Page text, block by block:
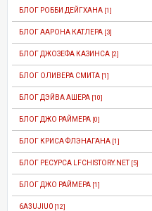
БЛОГ РОББИ ДЕЙГХАНА [1]
БЛОГ ААРОНА КАТЛЕРА [3]
БЛОГ ДЖОЗЕФА КАЗИНСА [2]
БЛОГ ОЛИВЕРА СМИТА [1]
БЛОГ ДЭЙВА АШЕРА [10]
БЛОГ ДЖО РАЙМЕРА [0]
БЛОГ КРИСА ФЛЭНАГАНА [1]
БЛОГ РЕСУРСА LFCHISTORY.NET [5]
БЛОГ ДЖО РАЙМЕРА [1]
6A3UJIU0 [12]